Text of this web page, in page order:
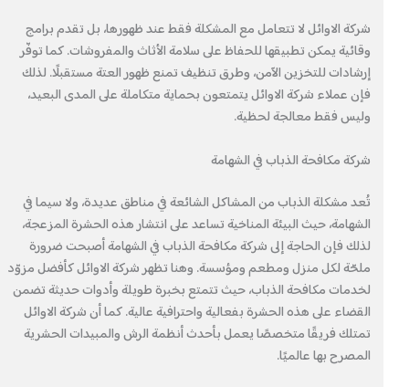
شركة الاوائل لا تتعامل مع المشكلة فقط عند ظهورها، بل تقدم برامج
وقائية يمكن تطبيقها للحفاظ على سلامة الأثاث والمفروشات. كما توفّر
إرشادات للتخزين الآمن، وطرق تنظيف تمنع ظهور العتة مستقبلًا. لذلك
فإن عملاء شركة الاوائل يتمتعون بحماية متكاملة على المدى البعيد،
وليس فقط معالجة لحظية.
شركة مكافحة الذباب في الشهامة
تُعد مشكلة الذباب من المشاكل الشائعة في مناطق عديدة، ولا سيما في
الشهامة، حيث البيئة المناخية تساعد على انتشار هذه الحشرة المزعجة،
لذلك فإن الحاجة إلى شركة مكافحة الذباب في الشهامة أصبحت ضرورة
ملحّة لكل منزل ومطعم ومؤسسة. وهنا تظهر شركة الاوائل كأفضل مزوّد
لخدمات مكافحة الذباب، حيث تتمتع بخبرة طويلة وأدوات حديثة تضمن
القضاء على هذه الحشرة بفعالية واحترافية عالية. كما أن شركة الاوائل
تمتلك فريقًا متخصصًا يعمل بأحدث أنظمة الرش والمبيدات الحشرية
المصرح بها عالميًا.